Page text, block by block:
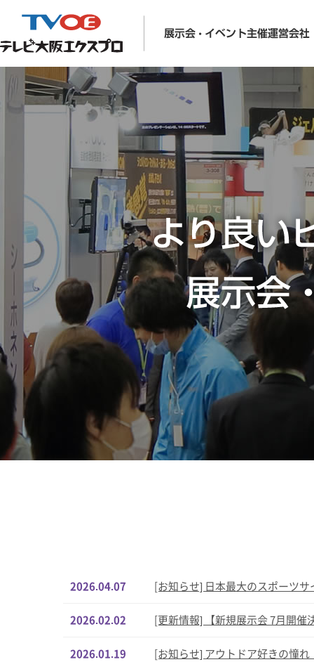
2026.04.07 [お知らせ] 日本最大のスポーツサ
2026.02.02 [更新情報] 【新規展示会 7月開
2026.01.19 [お知らせ] アウトドア好きの憧